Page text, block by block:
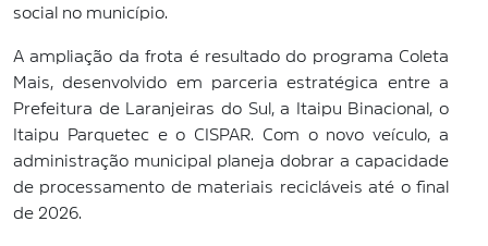
social no município.
A ampliação da frota é resultado do programa Coleta
Mais, desenvolvido em parceria estratégica entre a
Prefeitura de Laranjeiras do Sul, a Itaipu Binacional, o
Itaipu Parquetec e o CISPAR. Com o novo veículo, a
administração municipal planeja dobrar a capacidade
de processamento de materiais recicláveis até o final
de 2026.